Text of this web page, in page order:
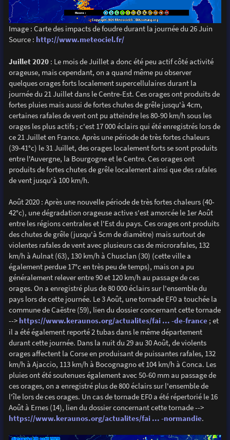
Image : Carte des impacts de foudre durant la journée du 26 Juin
Source : http://www.meteociel.fr/
Juillet 2020: Le mois de Juillet a donc été peu actif côté activité
orageuse, mais cependant, on a quand même pu observer
quelques orages forts localement supercellulaires durant la
journée du 21 Juillet dans le Centre-Est. Ces orages ont produits de
fortes pluies mais aussi de fortes chutes de grêle jusqu'à 4cm,
certaines rafales de vent ont pu atteindre les 80-90 km/h sous les
orages les plus actifs ; c'est 17 000 éclairs qui été enregistrés lors de
ce 21 Juillet en France. Après une période de très fortes chaleurs
(39-41°c) le 31 Juillet, des orages localement forts se sont produits
entre l'Auvergne, la Bourgogne et le Centre. Ces orages ont
produits de fortes chutes de grêle localement ainsi que des rafales
de vent jusqu'à 100 km/h.
Août 2020 : Après une nouvelle période de très fortes chaleurs (40-
42°c), une dégradation orageuse active s'est amorcée le 1er Août
entre les régions centrales et l'Est du pays. Ces orages ont produits
des chutes de grêle (jusqu'à 5cm de diamètre) mais surtout de
violentes rafales de vent avec plusieurs cas de microrafales, 132
km/h à Aulnat (63), 130 km/h à Chusclan (30) (cette ville a
également perdue 17°c en très peu de temps), mais on a pu
généralement relever entre 90 et 120 km/h au passage de ces
orages. On a enregistré plus de 80 000 éclairs sur l'ensemble du
pays lors de cette journée. Le 3 Août, une tornade EF0 a touchée la
commune de Caëstre (59), lien du dossier concernant cette tornade
--> https://www.keraunos.org/actualites/fai ... -de-france; et
il a été également reporté 2 tubas dans le même département
durant cette journée. Dans la nuit du 29 au 30 Août, de violents
orages affectent la Corse en produisant de puissantes rafales, 132
km/h à Ajaccio, 113 km/h à Bocognagno et 104 km/h à Conca. Les
pluies ont été soutenues également avec 50-60 mm au passage de
ces orages, on a enregistré plus de 800 éclairs sur l'ensemble de
l'île lors de ces orages. Un cas de tornade EF0 a été répertorié le 16
Août à Ernes (14), lien du dossier concernant cette tornade -->
https://www.keraunos.org/actualites/fai ... -normandie.